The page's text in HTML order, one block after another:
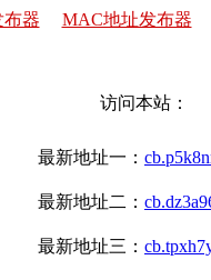
布器 MAC地址发布器
访问本站：
最新地址一：
最新地址二：
最新地址三：